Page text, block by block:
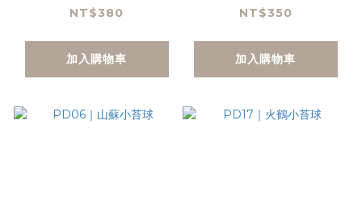
NT$380
加入購物車
NT$350
加入購物車